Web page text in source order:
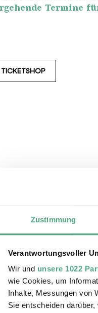
Zustimmung
Verantwortungsvoller
Wir und unsere 1022
wie Cookies, um
Inhalte, Messungen von
Sie entscheiden
Termine